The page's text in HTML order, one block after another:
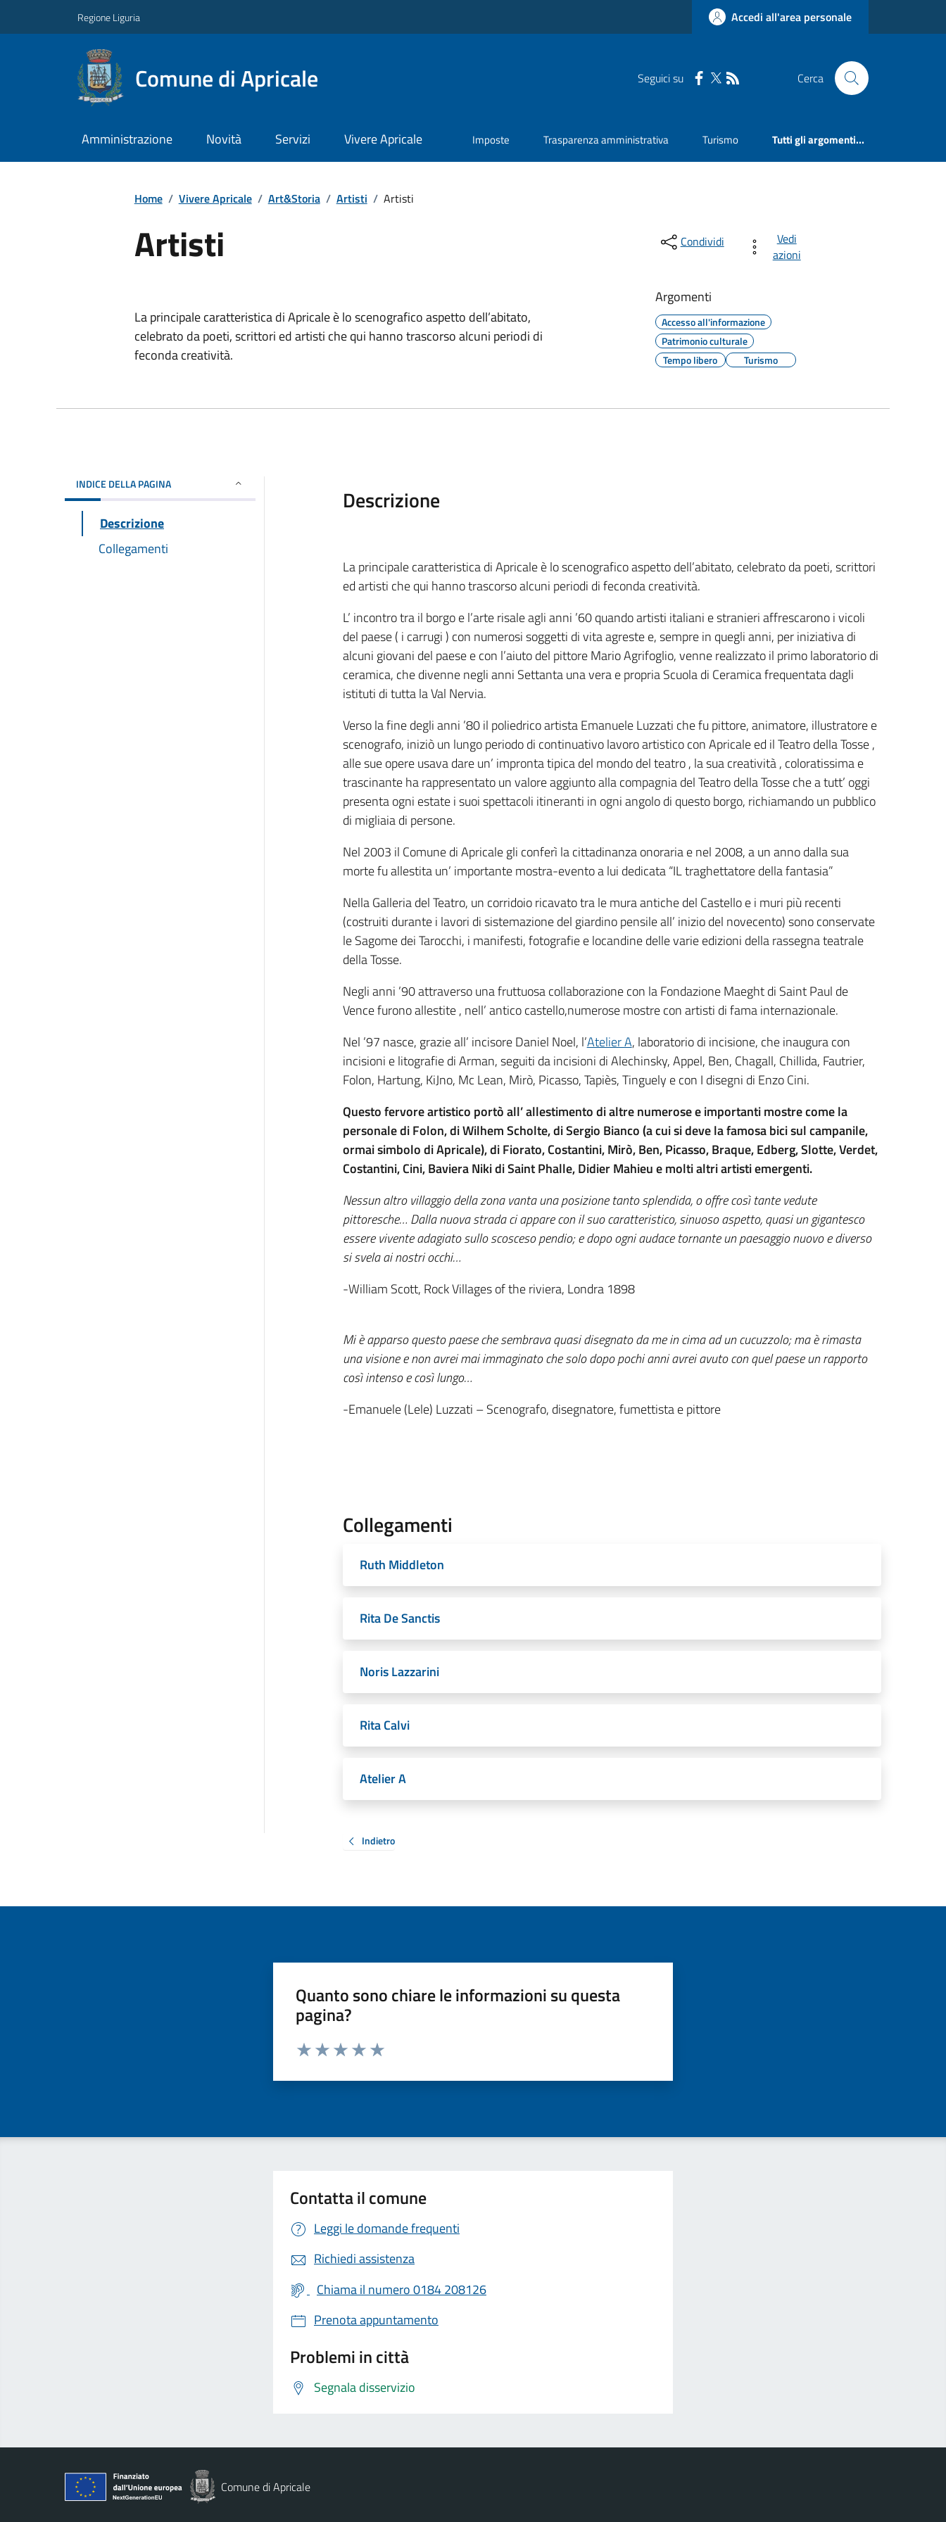
Regione Liguria Accedi all'area personale
Comune di Apricale Seguici su Cerca
Amministrazione Novità Servizi Vivere Apricale Imposte Trasparenza amministrativa Turismo Tutti gli argomenti...
Home / Vivere Apricale / Art&Storia / Artisti / Artisti
Artisti
La principale caratteristica di Apricale è lo scenografico aspetto dell’abitato,
celebrato da poeti, scrittori ed artisti che qui hanno trascorso alcuni periodi di
feconda creatività.
Condividi
Vedi
azioni
Argomenti
Accesso all'informazione
Patrimonio culturale
Tempo libero
Turismo
INDICE DELLA PAGINA
Descrizione
Collegamenti
Descrizione
La principale caratteristica di Apricale è lo scenografico aspetto dell’abitato, celebrato da poeti, scrittori
ed artisti che qui hanno trascorso alcuni periodi di feconda creatività.
L’ incontro tra il borgo e l’arte risale agli anni ’60 quando artisti italiani e stranieri affrescarono i vicoli
del paese ( i carrugi ) con numerosi soggetti di vita agreste e, sempre in quegli anni, per iniziativa di
alcuni giovani del paese e con l’aiuto del pittore Mario Agrifoglio, venne realizzato il primo laboratorio di
ceramica, che divenne negli anni Settanta una vera e propria Scuola di Ceramica frequentata dagli
istituti di tutta la Val Nervia.
Verso la fine degli anni ’80 il poliedrico artista Emanuele Luzzati che fu pittore, animatore, illustratore e
scenografo, iniziò un lungo periodo di continuativo lavoro artistico con Apricale ed il Teatro della Tosse ,
alle sue opere usava dare un’ impronta tipica del mondo del teatro , la sua creatività , coloratissima e
trascinante ha rappresentato un valore aggiunto alla compagnia del Teatro della Tosse che a tutt’ oggi
presenta ogni estate i suoi spettacoli itineranti in ogni angolo di questo borgo, richiamando un pubblico
di migliaia di persone.
Nel 2003 il Comune di Apricale gli conferì la cittadinanza onoraria e nel 2008, a un anno dalla sua
morte fu allestita un’ importante mostra-evento a lui dedicata “IL traghettatore della fantasia”
Nella Galleria del Teatro, un corridoio ricavato tra le mura antiche del Castello e i muri più recenti
(costruiti durante i lavori di sistemazione del giardino pensile all’ inizio del novecento) sono conservate
le Sagome dei Tarocchi, i manifesti, fotografie e locandine delle varie edizioni della rassegna teatrale
della Tosse.
Negli anni ’90 attraverso una fruttuosa collaborazione con la Fondazione Maeght di Saint Paul de
Vence furono allestite , nell’ antico castello,numerose mostre con artisti di fama internazionale.
Nel ’97 nasce, grazie all’ incisore Daniel Noel, l’Atelier A, laboratorio di incisione, che inaugura con
incisioni e litografie di Arman, seguiti da incisioni di Alechinsky, Appel, Ben, Chagall, Chillida, Fautrier,
Folon, Hartung, KiJno, Mc Lean, Mirò, Picasso, Tapiès, Tinguely e con I disegni di Enzo Cini.
Questo fervore artistico portò all’ allestimento di altre numerose e importanti mostre come la
personale di Folon, di Wilhem Scholte, di Sergio Bianco (a cui si deve la famosa bici sul campanile,
ormai simbolo di Apricale), di Fiorato, Costantini, Mirò, Ben, Picasso, Braque, Edberg, Slotte, Verdet,
Costantini, Cini, Baviera Niki di Saint Phalle, Didier Mahieu e molti altri artisti emergenti.
Nessun altro villaggio della zona vanta una posizione tanto splendida, o offre così tante vedute
pittoresche… Dalla nuova strada ci appare con il suo caratteristico, sinuoso aspetto, quasi un gigantesco
essere vivente adagiato sullo scosceso pendio; e dopo ogni audace tornante un paesaggio nuovo e diverso
si svela ai nostri occhi…
-William Scott, Rock Villages of the riviera, Londra 1898
Mi è apparso questo paese che sembrava quasi disegnato da me in cima ad un cucuzzolo; ma è rimasta
una visione e non avrei mai immaginato che solo dopo pochi anni avrei avuto con quel paese un rapporto
così intenso e così lungo…
-Emanuele (Lele) Luzzati – Scenografo, disegnatore, fumettista e pittore
Collegamenti
Ruth Middleton
Rita De Sanctis
Noris Lazzarini
Rita Calvi
Atelier A
Indietro
Quanto sono chiare le informazioni su questa
pagina?
Valuta da 1 a 5 stelle la pagina
Contatta il comune
Leggi le domande frequenti
Richiedi assistenza
Chiama il numero 0184 208126
Prenota appuntamento
Problemi in città
Segnala disservizio
Comune di Apricale